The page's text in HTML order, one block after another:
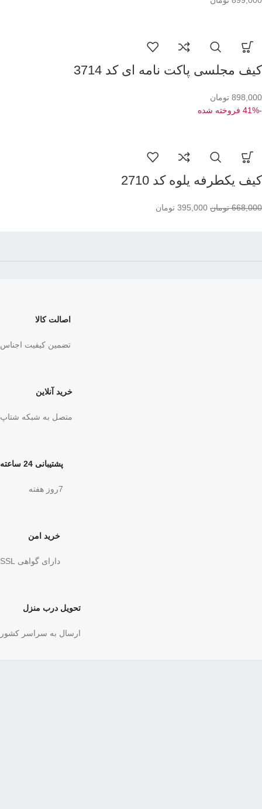
کیف مجلسی پاکت نامه ای کد 3714
898,000 تومان
-41%
فروخته شده
کیف یکطرفه یلوه کد 2710
668,000 تومان 395,000 تومان
اصالت کالا
تضمین کیفیت اجناس
خرید آنلاین
متصل به شبکه شتاپ
پشتیبانی 24 ساعته
7روز هفته
خرید امن
دارای گواهی SSL
تحویل درب منزل
ارسال به سراسر کشور